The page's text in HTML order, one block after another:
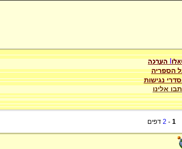
הספריה
נגישות
אלינו
1
-
2 דפים